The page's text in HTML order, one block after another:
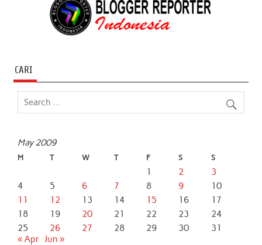
CARI
May 2009
M T W T F S S
1 2
3
4
5 6 7 8 9
10
11
12 13 14 15 16
17
18
19 20 21 22 23
24
25
26 27 28 29 30
31
« Apr Jun »